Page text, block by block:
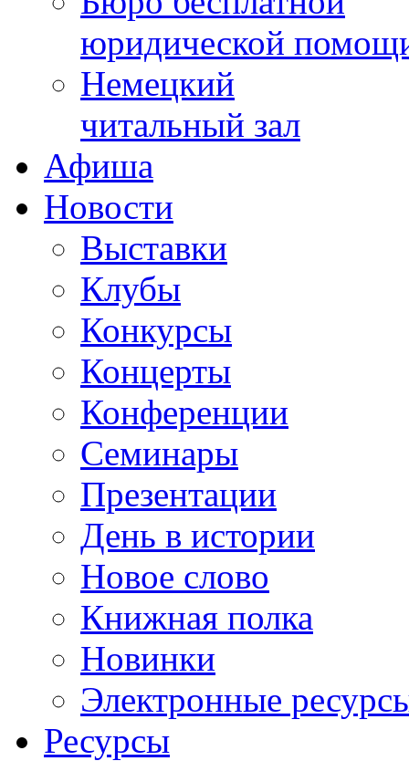
юридической
Немецкий
читальный зал
Афиша
Новости
Выставки
Клубы
Конкурсы
Концерты
Конференции
Семинары
Презентации
День в истории
Новое слово
Книжная полка
Новинки
Электронные
Ресурсы